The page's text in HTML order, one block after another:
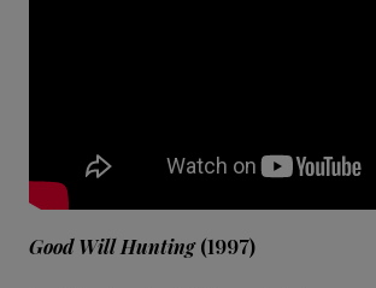
Good Will Hunting(1997)